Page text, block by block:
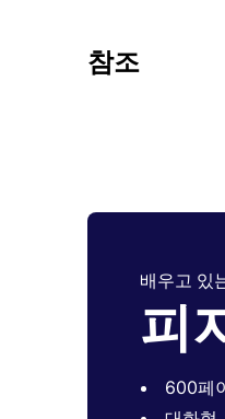
참조
배우고 있
피
600페